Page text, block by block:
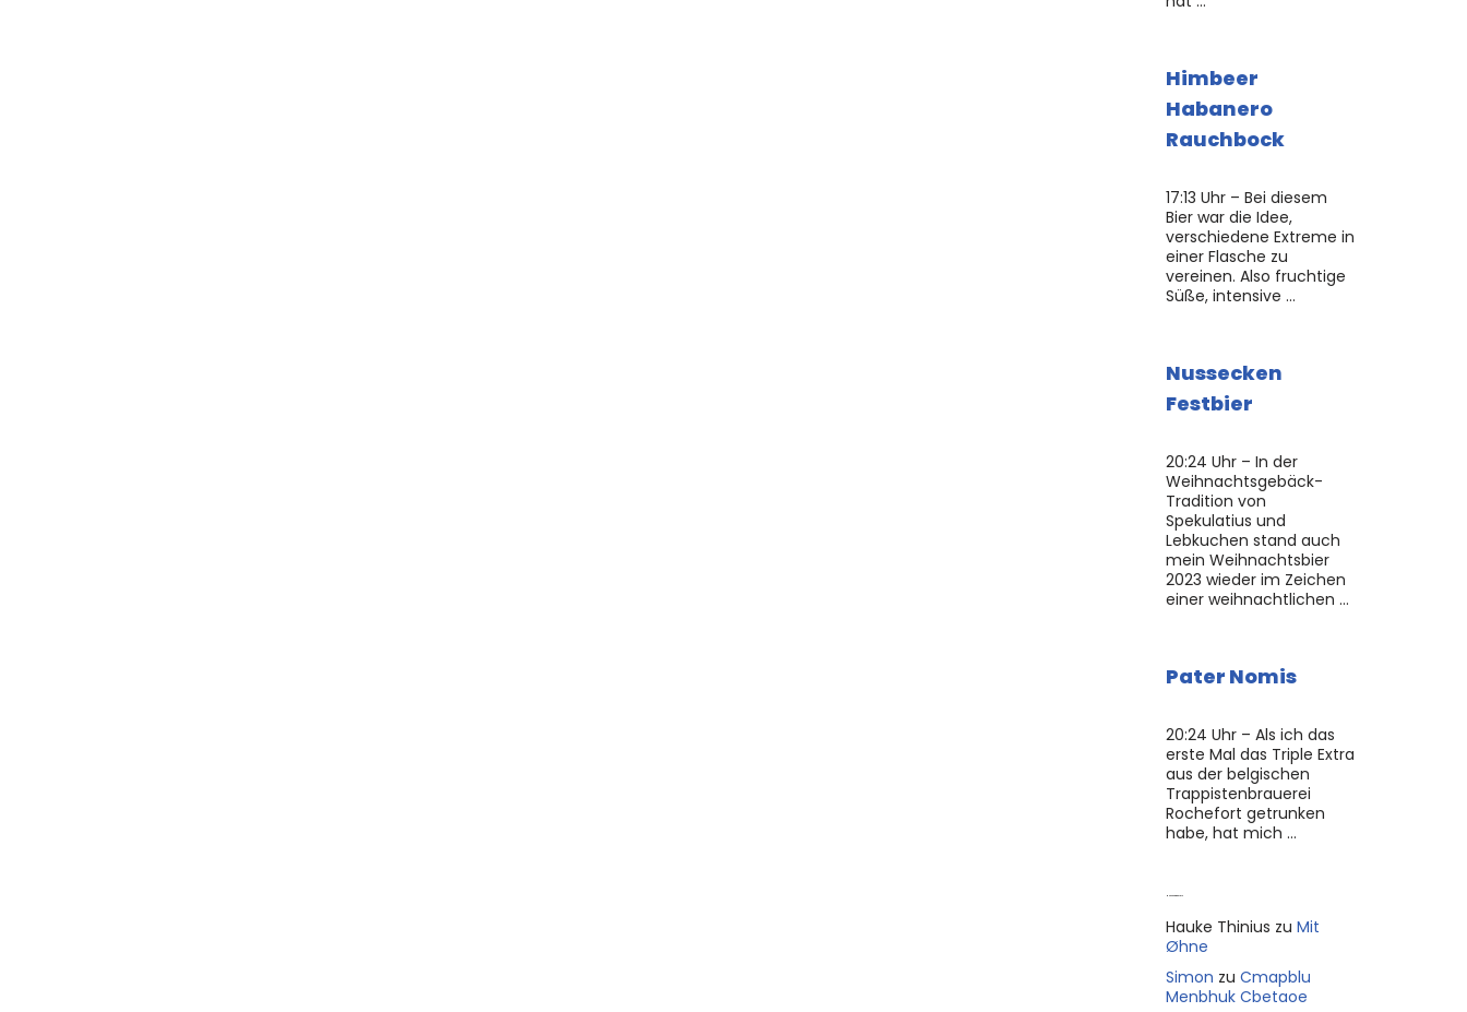
Himbeer
Habanero
Rauchbock
17:13 Uhr – Bei diesem
Bier war die Idee,
verschiedene Extreme in
einer Flasche zu
vereinen. Also fruchtige
Süße, intensive …
Nussecken
Festbier
20:24 Uhr – In der
Weihnachtsgebäck-
Tradition von
Spekulatius und
Lebkuchen stand auch
mein Weihnachtsbier
2023 wieder im Zeichen
einer weihnachtlichen …
Pater Nomis
20:24 Uhr – Als ich das
erste Mal das Triple Extra
aus der belgischen
Trappistenbrauerei
Rochefort getrunken
habe, hat mich …
Hauke Thinius zu Mit
Øhne
Simon zu Cmapblu
Menbhuk Cbetaoe